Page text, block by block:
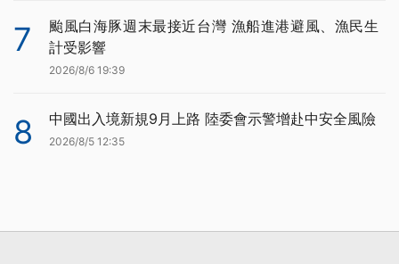
7
颱風白海豚週末最接近台灣 漁船進港避風、漁民生
計受影響
2026/8/6 19:39
8 中國出入境新規9月上路 陸委會示警增赴中安全風險
2026/8/5 12:35